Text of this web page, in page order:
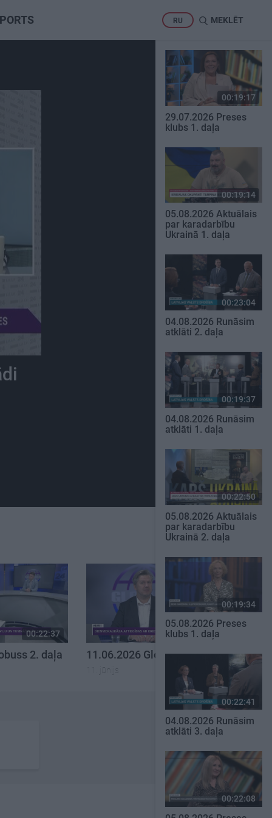
RU MEKLĒT
00:22:37
2. daļa
00:19:40
11.06.2026 Globuss 1. daļa
11. jūnijs
00:19:17
29.07.2026 Preses
klubs 1. daļa
00:19:14
05.08.2026 Aktuālais
par karadarbību
Ukrainā 1. daļa
00:23:04
04.08.2026 Runāsim
atklāti 2. daļa
00:19:37
04.08.2026 Runāsim
atklāti 1. daļa
00:22:50
05.08.2026 Aktuālais
par karadarbību
Ukrainā 2. daļa
00:19:34
05.08.2026 Preses
klubs 1. daļa
00:22:41
04.08.2026 Runāsim
atklāti 3. daļa
00:22:08